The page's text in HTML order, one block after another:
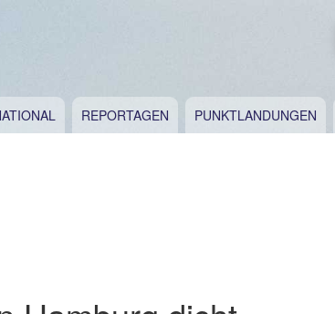
REPORTAGEN PUNKTLANDUNGEN